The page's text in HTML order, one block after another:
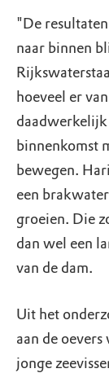
"De
naar binnen
hoeveel er
binnenkomst
bewegen.
een
groeien. Die
dan wel een
van de dam.
Uit het
aan de
jonge